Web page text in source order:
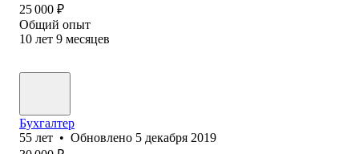
25 000 ₽
Общий опыт
10 лет 9 месяцев
Бухгалтер
55 лет • Обновлено 5 декабря 2019